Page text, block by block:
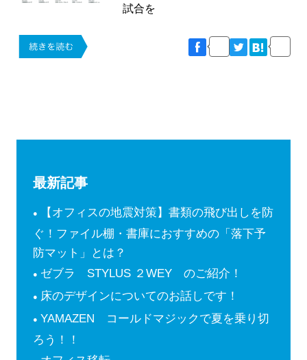
試合を
最新記事
【オフィスの地震対策】書類の飛び出しを防
ぐ！ファイル棚・書庫におすすめの「落下予
防マット」とは？
ゼブラ STYLUS ２WEY のご紹介！
床のデザインについてのお話しです！
YAMAZEN コールドマジックで夏を乗り切
ろう！！